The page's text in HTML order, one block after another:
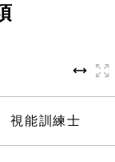
視能訓練士